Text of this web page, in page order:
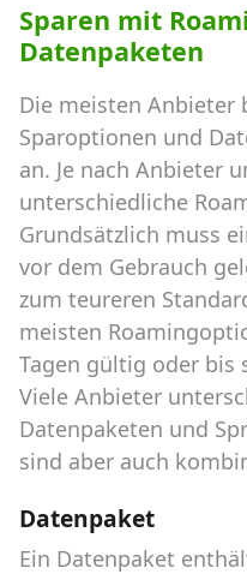
Sparen mit
Datenpaketen
Die meisten Anbieter
Sparoptionen und
an. Je nach Anbieter
unterschiedliche
Grundsätzlich muss
vor dem Gebrauch
zum teureren
meisten
Tagen gültig oder bis
Viele Anbieter
Datenpaketen und
sind aber auch
Datenpaket
Ein Datenpaket